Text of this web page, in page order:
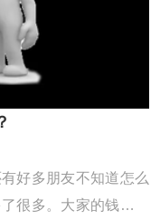
好多朋友不知道怎么
很多。大家的钱包都